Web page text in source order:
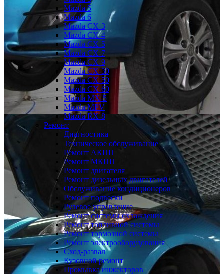
Mazda 5
Mazda 6
Mazda СХ-3
Mazda СХ-4
Mazda СХ-5
Mazda CX-7
Mazda CX-9
Mazda CX-30
Mazda СХ-50
Mazda СХ-60
Mazda MX-5
Mazda MPV
Mazda RX-8
Ремонт
Диагностика
Техническое обслуживание
Ремонт АКПП
Ремонт МКПП
Ремонт двигателя
Ремонт дизельных двигателей
Обслуживание кондиционеров
Ремонт подвески
Рулевое управление
Ремонт системы охлаждения
Ремонт топливной системы
Ремонт тормозной системы
Ремонт электрооборудования
Сход-развал
Кузовной ремонт
Промывка инжекторов